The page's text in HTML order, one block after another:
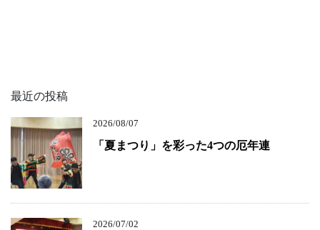
最近の投稿
2026/08/07
「夏まつり」を彩った4つの厄年連
2026/07/02